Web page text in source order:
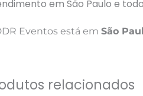
em São Paulo e
Eventos está em São
relacionados